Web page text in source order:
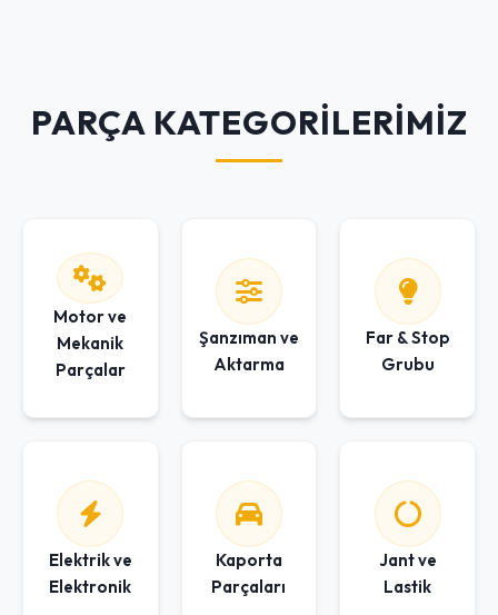
PARÇA KATEGORİLERİMİZ
Motor ve
Mekanik
Parçalar
Şanzıman ve
Aktarma
Far & Stop
Grubu
Elektrik ve
Elektronik
Kaporta
Parçaları
Jant ve
Lastik